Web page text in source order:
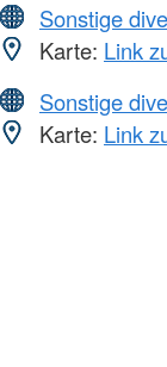
Sonstige
Karte: Link
Sonstige
Karte: Link